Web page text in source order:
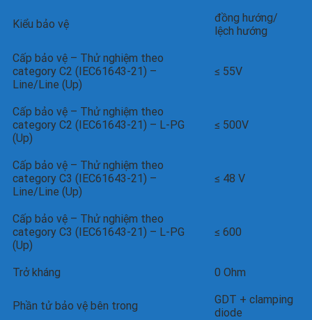
Kiểu bảo vệ
đồng hướng/
lệch hướng
Cấp bảo vệ – Thử nghiệm theo
category C2 (IEC61643-21) –
Line/Line (Up)
≤ 55V
Cấp bảo vệ – Thử nghiệm theo
category C2 (IEC61643-21) – L-PG
(Up)
≤ 500V
Cấp bảo vệ – Thử nghiệm theo
category C3 (IEC61643-21) –
Line/Line (Up)
≤ 48 V
Cấp bảo vệ – Thử nghiệm theo
category C3 (IEC61643-21) – L-PG
(Up)
≤ 600
Trở kháng 0 Ohm
Phần tử bảo vệ bên trong
GDT + clamping
diode